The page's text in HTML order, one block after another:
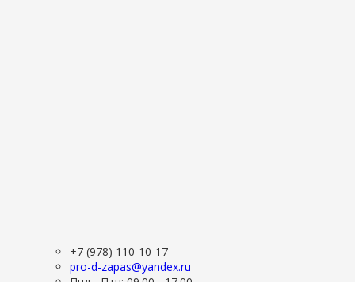
+7 (978) 110-10-17
pro-d-zapas@yandex.ru